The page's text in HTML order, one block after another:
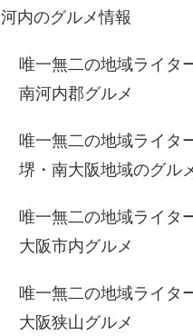
河内のグルメ情報
唯一無二の地域ライタ
南河内郡グルメ
唯一無二の地域ライタ
堺・南大阪地域のグル
唯一無二の地域ライタ
大阪市内グルメ
唯一無二の地域ライタ
大阪狭山グルメ